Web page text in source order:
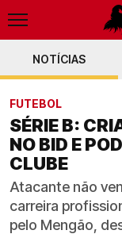
NOTÍCIAS
FUTEBOL
SÉRIE B:
NO BID E
CLUBE
Atacante não
carreira
pelo Mengão,